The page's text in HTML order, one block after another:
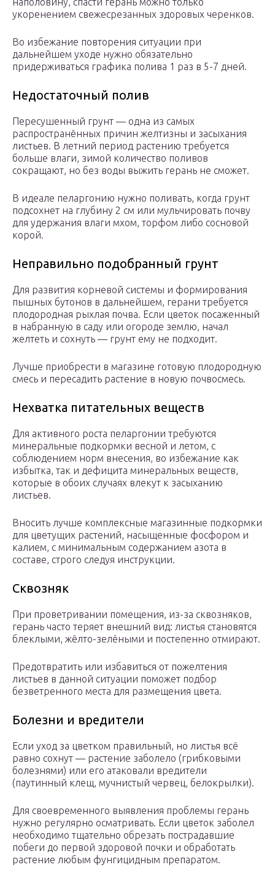
укоренением свежесрезанных здоровых черенков.
Во избежание повторения ситуации при
дальнейшем уходе нужно обязательно
придерживаться графика полива 1 раз в 5-7 дней.
Недостаточный полив
Пересушенный грунт — одна из самых
распространённых причин желтизны и засыхания
листьев. В летний период растению требуется
больше влаги, зимой количество поливов
сокращают, но без воды выжить герань не сможет.
В идеале пеларгонию нужно поливать, когда грунт
подсохнет на глубину 2 см или мульчировать почву
для удержания влаги мхом, торфом либо сосновой
корой.
Неправильно подобранный грунт
Для развития корневой системы и формирования
пышных бутонов в дальнейшем, герани требуется
плодородная рыхлая почва. Если цветок посаженный
в набранную в саду или огороде землю, начал
желтеть и сохнуть — грунт ему не подходит.
Лучше приобрести в магазине готовую плодородную
смесь и пересадить растение в новую почвосмесь.
Нехватка питательных веществ
Для активного роста пеларгонии требуются
минеральные подкормки весной и летом, с
соблюдением норм внесения, во избежание как
избытка, так и дефицита минеральных веществ,
которые в обоих случаях влекут к засыханию
листьев.
Вносить лучше комплексные магазинные подкормки
для цветущих растений, насыщенные фосфором и
калием, с минимальным содержанием азота в
составе, строго следуя инструкции.
Сквозняк
При проветривании помещения, из-за сквозняков,
герань часто теряет внешний вид: листья становятся
блеклыми, жёлто-зелёными и постепенно отмирают.
Предотвратить или избавиться от пожелтения
листьев в данной ситуации поможет подбор
безветренного места для размещения цвета.
Болезни и вредители
Если уход за цветком правильный, но листья всё
равно сохнут — растение заболело (грибковыми
болезнями) или его атаковали вредители
(паутинный клещ, мучнистый червец, белокрылки).
Для своевременного выявления проблемы герань
нужно регулярно осматривать. Если цветок заболел
необходимо тщательно обрезать пострадавшие
побеги до первой здоровой почки и обработать
растение любым фунгицидным препаратом.